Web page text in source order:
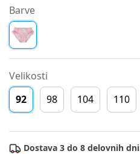
Barve
Velikosti
92
98 104 110
Dostava 3 do 8 delovnih dni